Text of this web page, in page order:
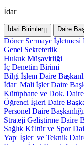
İdari
İdari Birimler Daire
Döner Sermaye İşletmesi
Genel Sekreterlik
Hukuk Müşavirliği
İç Denetim Birimi
Bilgi İşlem Daire
İdari Mali İşler Daire
Kütüphane ve Dok. Daire
Öğrenci İşleri Daire
Personel Daire Başkanlığı
Strateji Geliştirme Daire
Sağlık Kültür ve Spor
Yapı İşleri ve Teknik